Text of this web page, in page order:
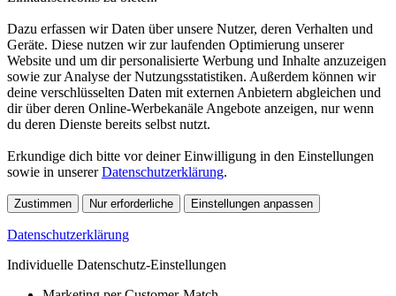
Dazu erfassen wir Daten über unsere Nutzer, deren Verhalten und
Geräte. Diese nutzen wir zur laufenden Optimierung unserer
Website und um dir personalisierte Werbung und Inhalte anzuzeigen
sowie zur Analyse der Nutzungsstatistiken. Außerdem können wir
deine verschlüsselten Daten mit externen Anbietern abgleichen und
dir über deren Online-Werbekanäle Angebote anzeigen, nur wenn
du deren Dienste bereits selbst nutzt.
Erkundige dich bitte vor deiner Einwilligung in den Einstellungen
sowie in unsererDatenschutzerklärung.
Zustimmen Nur erforderliche Einstellungen anpassen
Datenschutzerklärung
Individuelle Datenschutz-Einstellungen